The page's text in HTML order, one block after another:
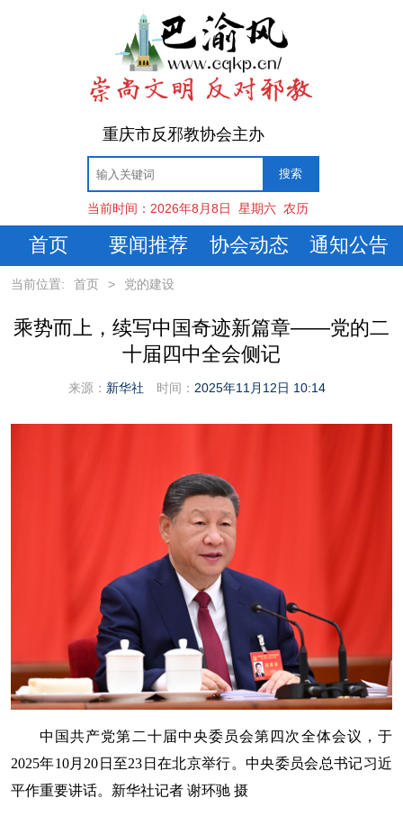
重庆市反邪教协会主办
当前时间： 2026年8月8日 星期六 农历
首页 要闻推荐 协会动态 通知公告
当前位置: 首页 > 党的建设
乘势而上，续写中国奇迹新篇章——党的二
十届四中全会侧记
来源： 新华社 时间： 2025年11月12日 10:14
中国共产党第二十届中央委员会第四次全体会议，于
2025年10月20日至23日在北京举行。中央委员会总书记习近
平作重要讲话。新华社记者 谢环驰 摄